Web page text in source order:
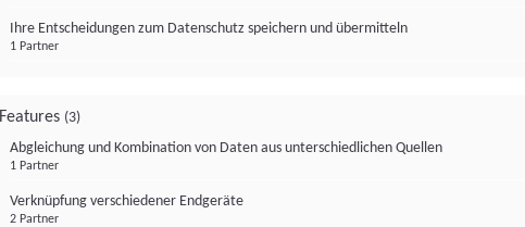
Ihre Entscheidungen zum Datenschutz speichern und übermitteln
1 Partner
Features (3)
Abgleichung und Kombination von Daten aus unterschiedlichen Quellen
1 Partner
Verknüpfung verschiedener Endgeräte
2 Partner